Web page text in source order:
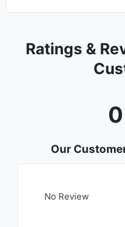
Ratings &
Our
No Review